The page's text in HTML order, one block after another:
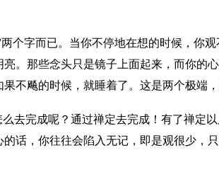
个字而已。当你不停地在想的时候，你
。那些念头只是镜子上面起来，而你的
不飚的时候，就睡着了。这是两个极端，
去完成呢？通过禅定去完成！有了禅定
话，你往往会陷入无记，即是观很少，